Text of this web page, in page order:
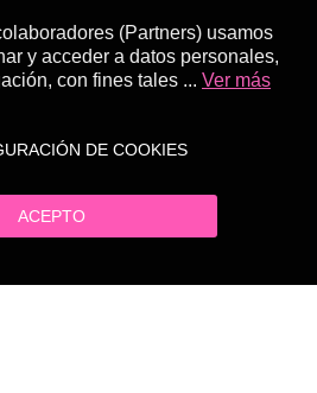
(Partners) usamos
y acceder a datos personales,
con fines tales ... Ver más
DE COOKIES
ACEPTO